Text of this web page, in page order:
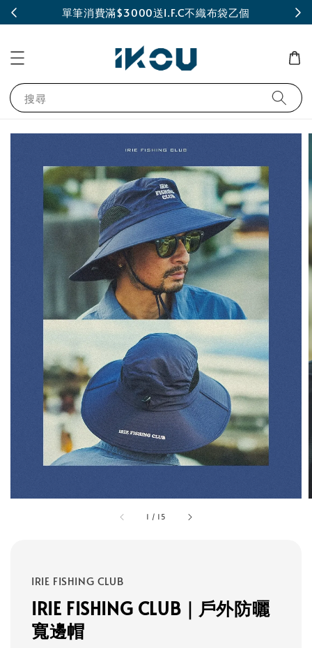
單筆消費滿$3000送I.F.C不織布袋乙個
搜尋
1 / 15
IRIE FISHING CLUB
IRIE FISHING CLUB｜戶外防曬
寬邊帽